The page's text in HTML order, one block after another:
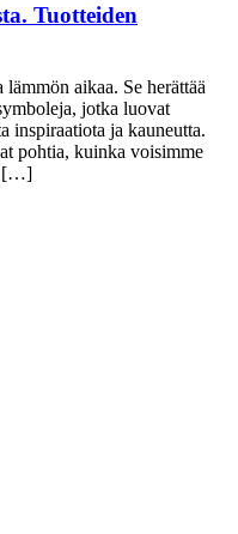
Tuotteiden
aikaa. Se herättää
jotka luovat
inspiraatiota ja kauneutta.
pohtia, kuinka voisimme
[…]